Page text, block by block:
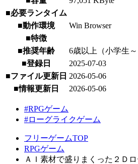
■必要ランタイム
■動作環境
Win Browser
■特徴
■推奨年齢
6歳以上（小学生～
■登録日
2025-07-03
■ファイル更新日 2026-05-06
■情報更新日
2026-05-06
#RPGゲーム
#ローグライクゲーム
フリーゲームTOP
RPGゲーム
ＡＩ素材で盛りまくった２Ｄ